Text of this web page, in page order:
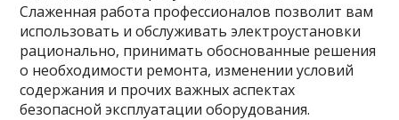
Слаженная работа профессионалов позволит вам
использовать и обслуживать электроустановки
рационально, принимать обоснованные решения
о необходимости ремонта, изменении условий
содержания и прочих важных аспектах
безопасной эксплуатации оборудования.